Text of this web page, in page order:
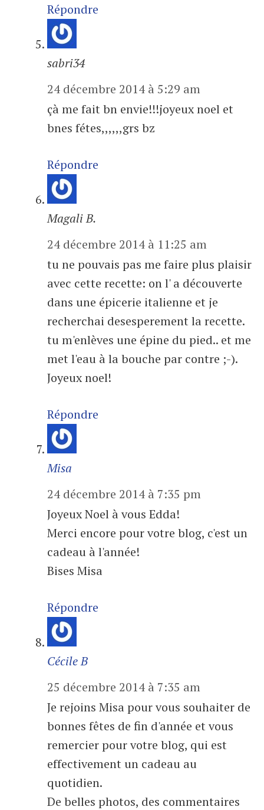
Répondre
sabri34
24 décembre 2014 à 5:29 am
çà me fait bn envie!!!joyeux noel et
bnes fétes,,,,,,grs bz
Répondre
Magali B.
24 décembre 2014 à 11:25 am
tu ne pouvais pas me faire plus plaisir
avec cette recette: on l' a découverte
dans une épicerie italienne et je
recherchai desesperement la recette.
tu m'enlèves une épine du pied.. et me
met l'eau à la bouche par contre ;-).
Joyeux noel!
Répondre
Misa
24 décembre 2014 à 7:35 pm
Joyeux Noel à vous Edda!
Merci encore pour votre blog, c'est un
cadeau à l'année!
Bises Misa
Répondre
Cécile B
25 décembre 2014 à 7:35 am
Je rejoins Misa pour vous souhaiter de
bonnes fêtes de fin d'année et vous
remercier pour votre blog, qui est
effectivement un cadeau au
quotidien.
De belles photos, des commentaires